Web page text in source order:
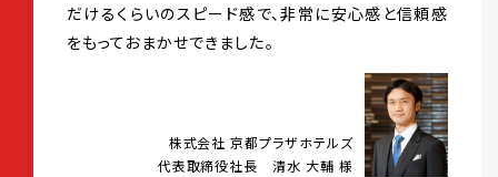
だけるくらいのスピード感で、非常に安心感と信頼感
をもっておまかせできました。
株式会社 京都プラザホテルズ
代表取締役社長 清水 大輔 様